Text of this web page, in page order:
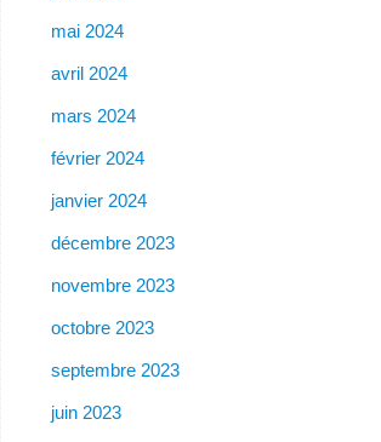
mai 2024
avril 2024
mars 2024
février 2024
janvier 2024
décembre 2023
novembre 2023
octobre 2023
septembre 2023
juin 2023